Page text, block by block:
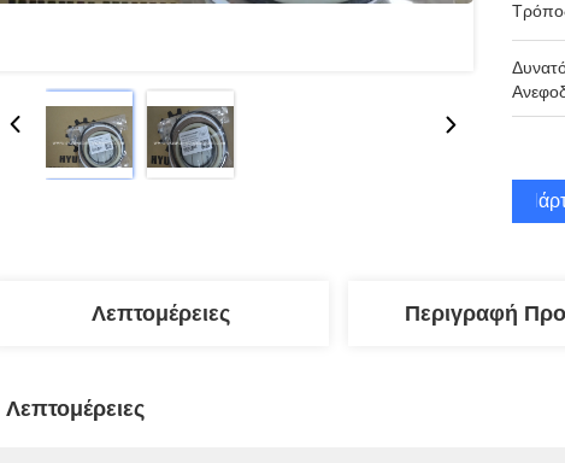
Λεπτομέρειες Περιγραφή
Λεπτομέρειες